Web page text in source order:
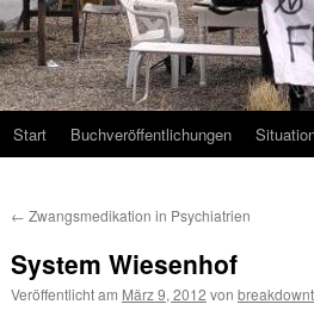
Start Buchveröffentlichungen
← Zwangsmedikation in Psychiatrien
System Wiesenhof
Veröffentlicht am März 9, 2012 von